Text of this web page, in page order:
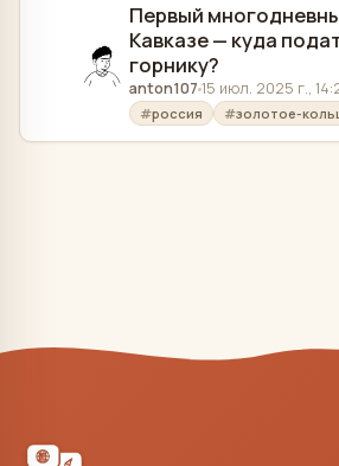
Первый
Кавказе — куда
горнику?
anton107 15 июл. 2025 г.,
россия золотое-